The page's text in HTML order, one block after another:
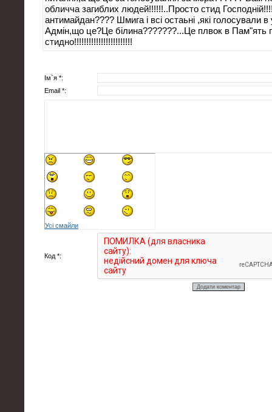
обличча загиблих людей!!!!!!..Просто стид
антимайдан???? Шмига і всі остаьні ,які голосували
Адмін,що це?Це білина???????...Це плвок в Пам"ять
стидно!!!!!!!!!!!!!!!!!!!!!!!!
Ім`я *:
Email *:
Усі смайли
Код *: